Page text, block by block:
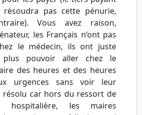
résoudra pas cette pénurie,
Vous avez raison,
les Français n’ont pas
le médecin, ils ont juste
pouvoir aller chez le
des heures et des heures
urgences sans voir leur
résolu car hors du ressort de
hospitalière, les maires